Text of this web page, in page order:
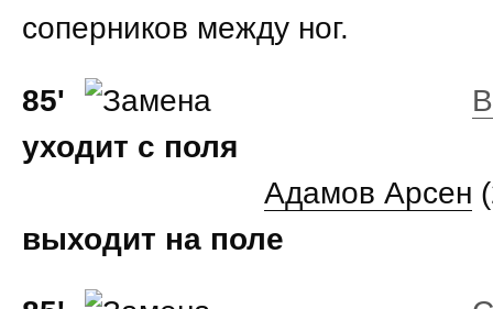
соперников между ног.
85'
уходит с поля
Адамов Арсен
выходит на поле